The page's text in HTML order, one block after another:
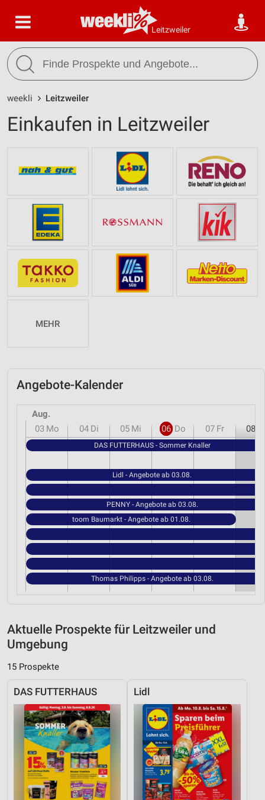
Leitzweiler
weekli Leitzweiler
Einkaufen in Leitzweiler
MEHR
Angebote-Kalender
Aug.
03 Mo 04 Di 05 Mi 06 Do 07 Fr 08
DAS FUTTERHAUS - Sommer Knaller
Lidl - Angebote ab 03.08.
PENNY - Angebote ab 03.08.
toom Baumarkt - Angebote ab 01.08.
Thomas Philipps - Angebote ab 03.08.
Aktuelle Prospekte für Leitzweiler und
Umgebung
15 Prospekte
DAS FUTTERHAUS Lidl